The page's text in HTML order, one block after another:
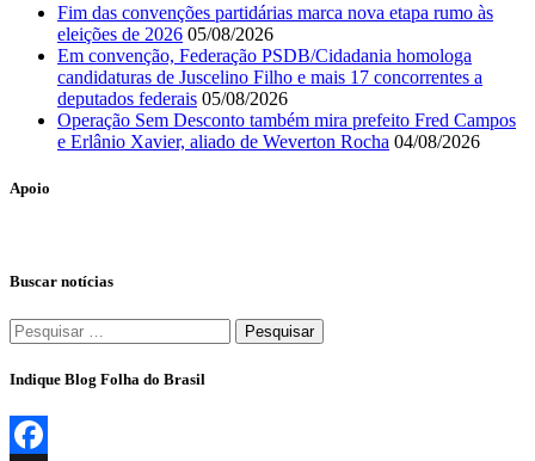
Fim das convenções partidárias marca nova etapa rumo às
eleições de 2026 05/08/2026
Em convenção, Federação PSDB/Cidadania homologa
candidaturas de Juscelino Filho e mais 17 concorrentes a
deputados federais 05/08/2026
Operação Sem Desconto também mira prefeito Fred Campos
e Erlânio Xavier, aliado de Weverton Rocha 04/08/2026
Apoio
Buscar notícias
Pesquisar
por:
Indique Blog Folha do Brasil